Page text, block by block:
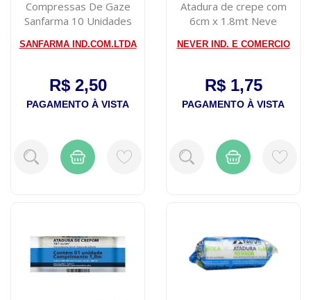
Compressas De Gaze
Sanfarma 10 Unidades
SANFARMA IND.COM.LTDA
R$ 2,50
PAGAMENTO À VISTA
Atadura de crepe com
6cm x 1.8mt Neve
NEVER IND. E COMERCIO
R$ 1,75
PAGAMENTO À VISTA